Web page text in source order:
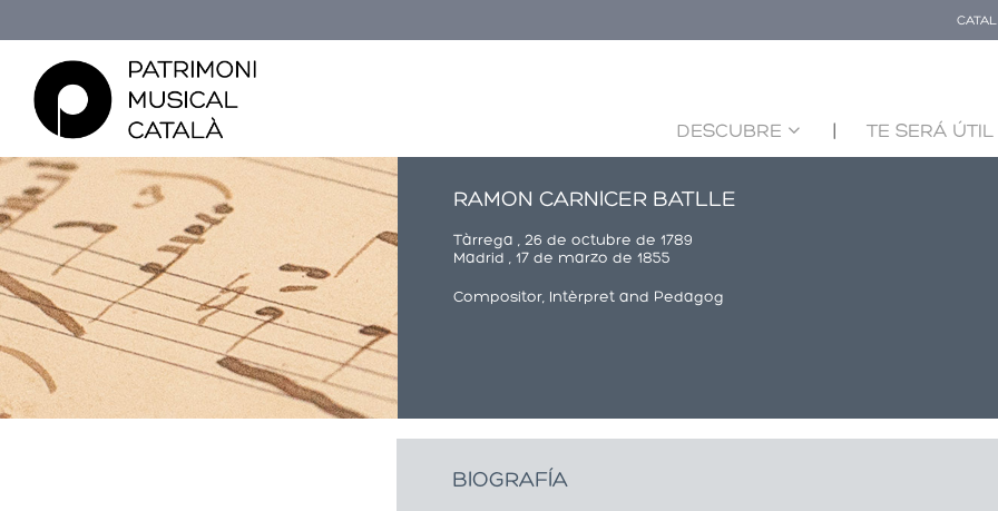
DESCUBRE TE SERÁ ÚTIL
RAMON CARNICER BATLLE
Tàrrega , 26 de octubre de 1789
Madrid , 17 de marzo de 1855
Compositor, Intèrpret and Pedagog
BIOGRAFÍA